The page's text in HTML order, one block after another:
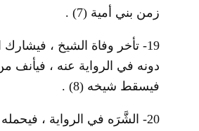
زمن بني أمية(7)
.
19- تأخر وفاة الشيخ ،
دونه في الرواية عنه ، فيأنف
فيسقط شيخه(8)
.
20- الشَّرَه في الرواية ،